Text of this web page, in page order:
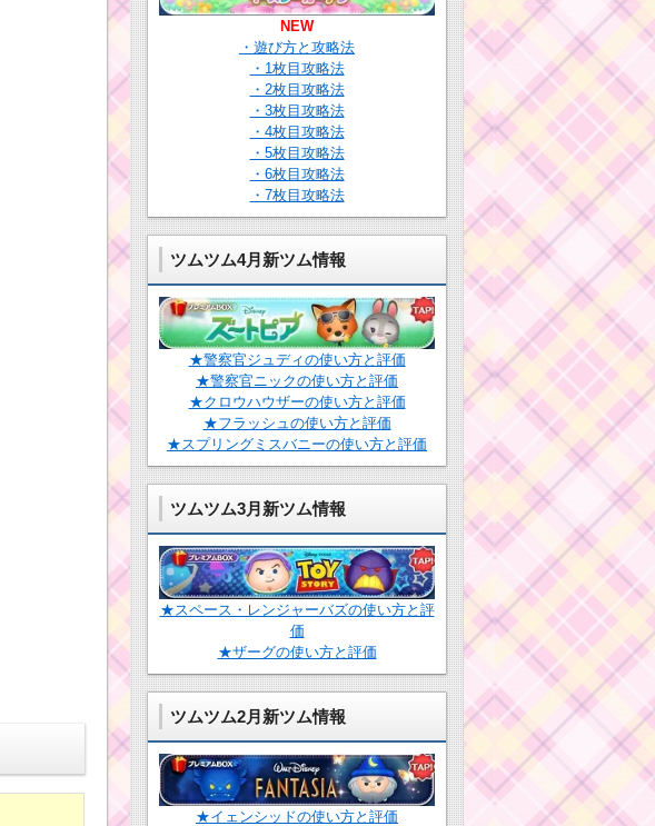
NEW
・遊び方と攻略法
・1枚目攻略法
・2枚目攻略法
・3枚目攻略法
・4枚目攻略法
・5枚目攻略法
・6枚目攻略法
・7枚目攻略法
ツムツム4月新ツム情報
★警察官ジュディの使い方と評価
★警察官ニックの使い方と評価
★クロウハウザーの使い方と評価
★フラッシュの使い方と評価
★スプリングミスバニーの使い方と評価
ツムツム3月新ツム情報
★スペース・レンジャーバズの使い方と評
価
★ザーグの使い方と評価
ツムツム2月新ツム情報
★イェンシッドの使い方と評価